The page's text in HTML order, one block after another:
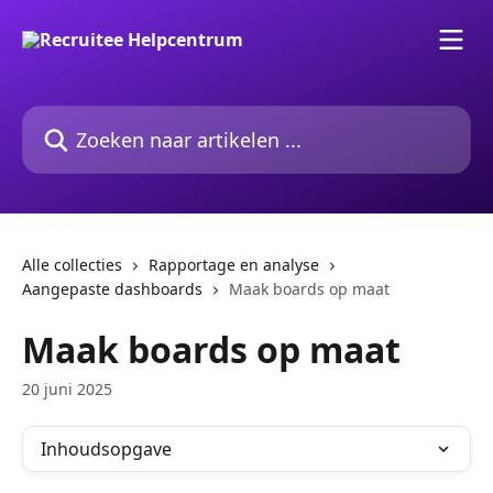
Zoeken naar artikelen ...
Alle collecties
Rapportage en analyse
Aangepaste dashboards
Maak boards op maat
Maak boards op maat
20 juni 2025
Inhoudsopgave